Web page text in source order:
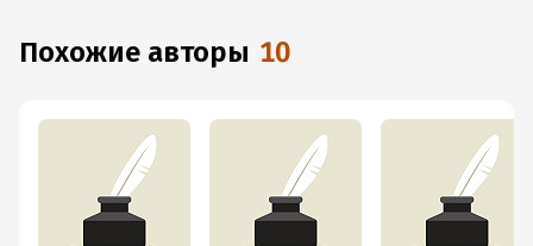
Похожие авторы 10